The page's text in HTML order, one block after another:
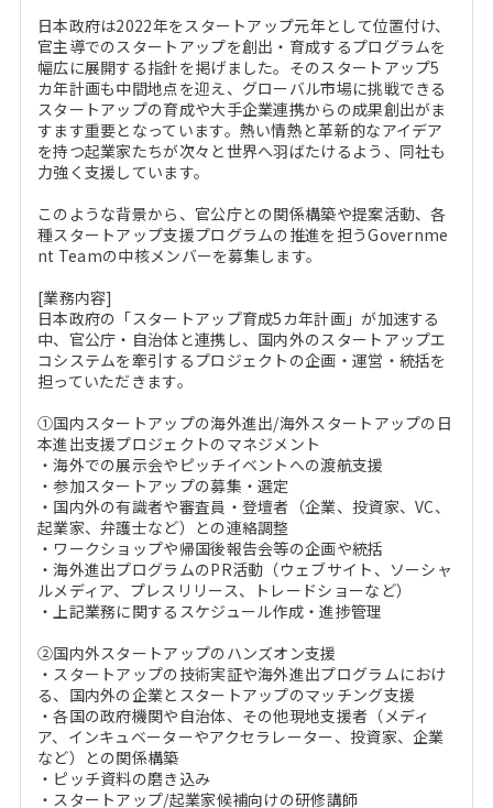
年齢と年収の相関図
日本政府は2022年をスタートアップ元年として位置付け、
官主導でのスタートアップを創出・育成するプログラムを
幅広に展開する指針を掲げました。そのスタートアップ5
カ年計画も中間地点を迎え、グローバル市場に挑戦できる
スタートアップの育成や大手企業連携からの成果創出がま
すます重要となっています。熱い情熱と革新的なアイデア
を持つ起業家たちが次々と世界へ羽ばたけるよう、同社も
力強く支援しています。
このような背景から、官公庁との関係構築や提案活動、各
種スタートアップ支援プログラムの推進を担うGovernme
nt Teamの中核メンバーを募集します。
[業務内容]
日本政府の「スタートアップ育成5カ年計画」が加速する
中、官公庁・自治体と連携し、国内外のスタートアップエ
コシステムを牽引するプロジェクトの企画・運営・統括を
担っていただきます。
①国内スタートアップの海外進出/海外スタートアップの日
本進出支援プロジェクトのマネジメント
・海外での展示会やピッチイベントへの渡航支援
・参加スタートアップの募集・選定
・国内外の有識者や審査員・登壇者（企業、投資家、VC、
起業家、弁護士など）との連絡調整
・ワークショップや帰国後報告会等の企画や統括
・海外進出プログラムのPR活動（ウェブサイト、ソーシャ
ルメディア、プレスリリース、トレードショーなど）
・上記業務に関するスケジュール作成・進捗管理
②国内外スタートアップのハンズオン支援
・スタートアップの技術実証や海外進出プログラムにおけ
る、国内外の企業とスタートアップのマッチング支援
・各国の政府機関や自治体、その他現地支援者（メディ
ア、インキュベーターやアクセラレーター、投資家、企業
など）との関係構築
・ピッチ資料の磨き込み
・スタートアップ/起業家候補向けの研修講師